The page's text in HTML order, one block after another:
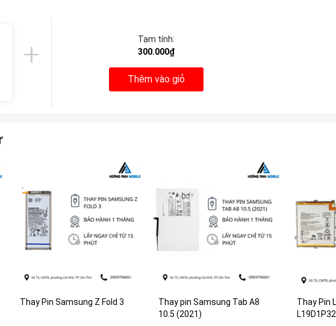
Tạm tính:
300.000₫
Thêm vào giỏ
Thay Pin Samsung Z Fold 3
Thay pin Samsung Tab A8
10.5 (2021)
Thay Pin
L19D1P32